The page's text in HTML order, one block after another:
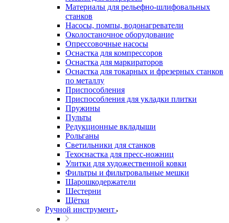
Материалы для рельефно-шлифовальных
станков
Насосы, помпы, водонагреватели
Околостаночное оборудование
Опрессовочные насосы
Оснастка для компрессоров
Оснастка для маркираторов
Оснастка для токарных и фрезерных станков
по металлу
Приспособления
Приспособления для укладки плитки
Пружины
Пульты
Редукционные вкладыши
Рольганы
Светильники для станков
Техоснастка для пресс-ножниц
Улитки для художественной ковки
Фильтры и фильтровальные мешки
Шарошкодержатели
Шестерни
Щётки
Ручной инструмент